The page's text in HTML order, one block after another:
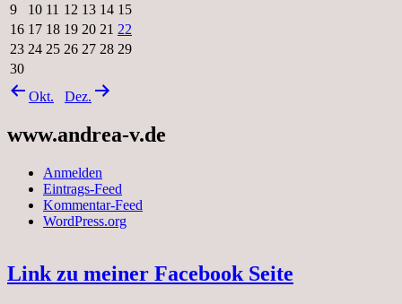
9
10 11 12 13 14 15
16 17 18 19 20 21 22
23 24 25 26 27 28 29
30
Okt.
Dez.
www.andrea-v.de
Anmelden
Eintrags-Feed
Kommentar-Feed
WordPress.org
Link zu meiner Facebook Seite